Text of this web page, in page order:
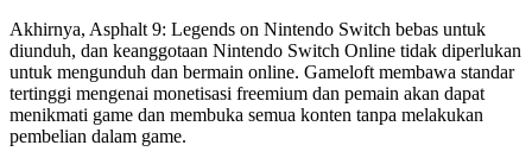
Akhirnya, Asphalt 9: Legends on Nintendo Switch bebas untuk
diunduh, dan keanggotaan Nintendo Switch Online tidak diperlukan
untuk mengunduh dan bermain online. Gameloft membawa standar
tertinggi mengenai monetisasi freemium dan pemain akan dapat
menikmati game dan membuka semua konten tanpa melakukan
pembelian dalam game.